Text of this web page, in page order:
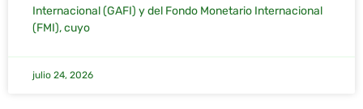
Internacional (GAFI) y del Fondo Monetario Internacional
(FMI), cuyo
julio 24, 2026